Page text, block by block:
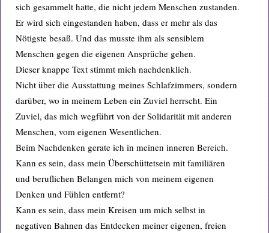
sich gesammelt hatte, die nicht jedem Menschen zustanden.
Er wird sich eingestanden haben, dass er mehr als das
Nötigste besaß. Und das musste ihm als sensiblem
Menschen gegen die eigenen Ansprüche gehen.
Dieser knappe Text stimmt mich nachdenklich.
Nicht über die Ausstattung meines Schlafzimmers, sondern
darüber, wo in meinem Leben ein Zuviel herrscht. Ein
Zuviel, das mich wegführt von der Solidarität mit anderen
Menschen, vom eigenen Wesentlichen.
Beim Nachdenken gerate ich in meinen inneren Bereich.
Kann es sein, dass mein Überschüttetsein mit familiären
und beruflichen Belangen mich von meinem eigenen
Denken und Fühlen entfernt?
Kann es sein, dass mein Kreisen um mich selbst in
negativen Bahnen das Entdecken meiner eigenen, freien